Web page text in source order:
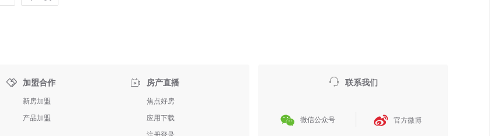
 加盟合作
新房加盟
产品加盟
 房产直播
焦点好房
应用下载
 联系我们
 微信公众号  官方微博